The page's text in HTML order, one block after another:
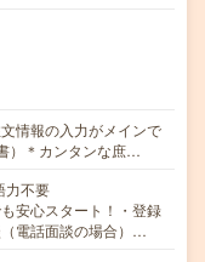
情報の入力がメインで
）＊カンタンな庶…
力不要
安心スタート！・登録
電話面談の場合）…